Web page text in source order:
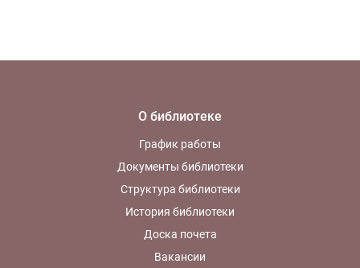
О библиотеке
График работы
Документы библиотеки
Структура библиотеки
История библиотеки
Доска почета
Вакансии